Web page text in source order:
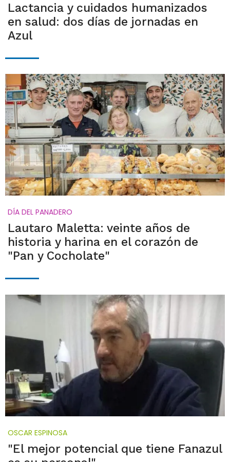
Lactancia y cuidados humanizados
en salud: dos días de jornadas en
Azul
DÍA DEL PANADERO
Lautaro Maletta: veinte años de
historia y harina en el corazón de
"Pan y Cocholate"
OSCAR ESPINOSA
"El mejor potencial que tiene Fanazul